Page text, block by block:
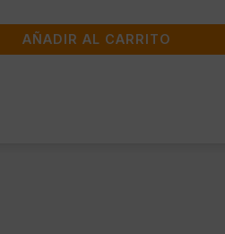
AÑADIR AL CARRITO